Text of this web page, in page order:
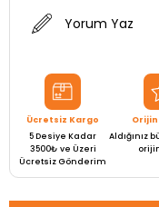
Yorum Yaz
Ücretsiz Kargo
5 Desiye Kadar
3500₺ ve Üzeri
Ücretsiz Gönderim
Aldığınız